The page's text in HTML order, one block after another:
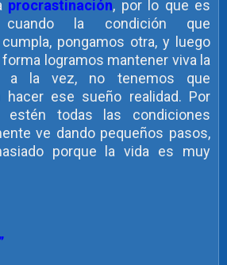
procrastinación, por lo que es
la condición que
pongamos otra, y luego
logramos mantener viva la
a la vez, no tenemos que
hacer ese sueño realidad. Por
estén todas las condiciones
ve dando pequeños pasos,
porque la vida es muy